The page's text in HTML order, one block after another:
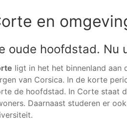
en
oude hoofdstad. Nu
ligt in het het binnenland aan
van Corsica. In de korte
de hoofdstad. In Corte staat
Daarnaast studeren er